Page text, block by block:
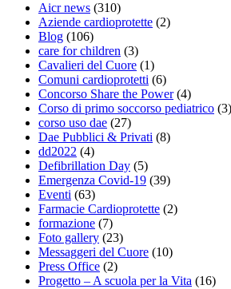
Aicr news (310)
Aziende cardioprotette (2)
Blog (106)
care for children (3)
Cavalieri del Cuore (1)
Comuni cardioprotetti (6)
Concorso Share the Power(4)
Corso di primo soccorso pediatrico (3)
corso uso dae (27)
Dae Pubblici & Privati (8)
dd2022 (4)
Defibrillation Day (5)
Emergenza Covid-19 (39)
Eventi (63)
Farmacie Cardioprotette (2)
formazione (7)
Foto gallery (23)
Messaggeri del Cuore (10)
Press Office (2)
Progetto – A scuola per la Vita (16)